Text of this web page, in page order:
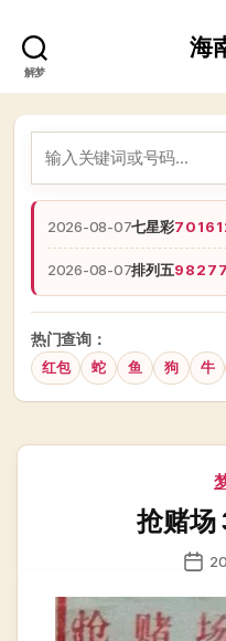
解梦
海
2026-08-07七星彩
2026-08-07排列五98277
热门查询：
红包 蛇 鱼 狗 牛
抢赌场
发
日
期